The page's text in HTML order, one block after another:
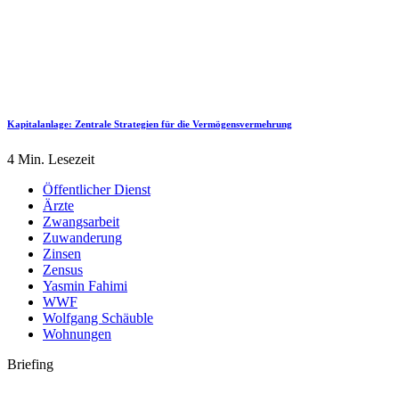
Kapitalanlage: Zentrale Strategien für die Vermögensvermehrung
4 Min. Lesezeit
Öffentlicher Dienst
Ärzte
Zwangsarbeit
Zuwanderung
Zinsen
Zensus
Yasmin Fahimi
WWF
Wolfgang Schäuble
Wohnungen
Briefing